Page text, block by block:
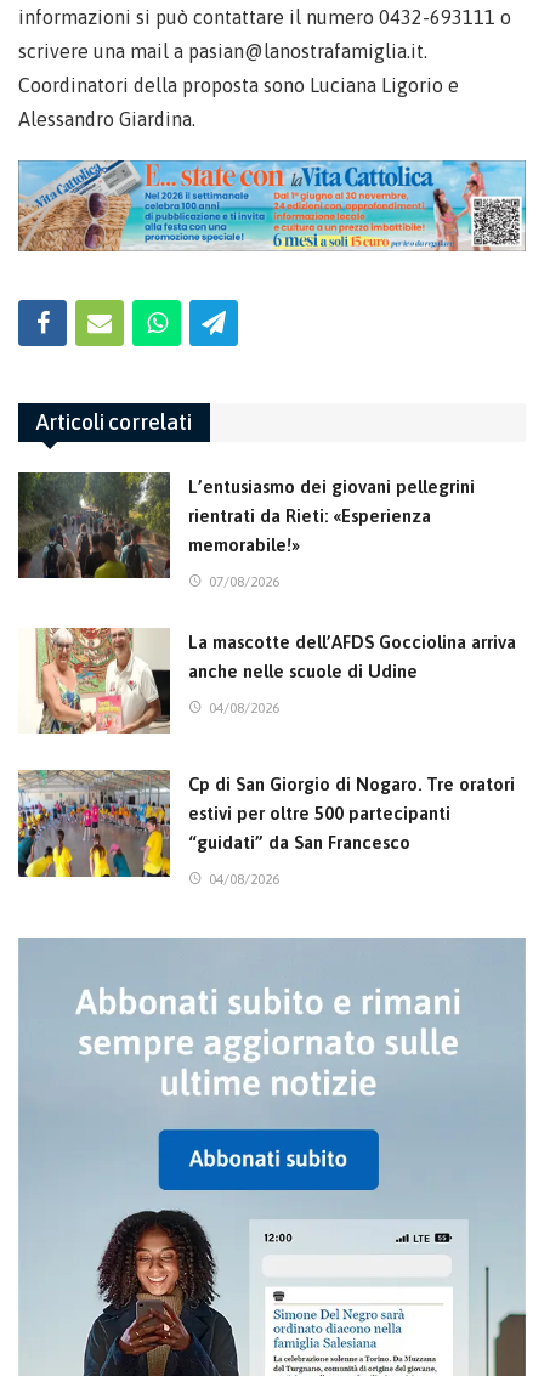
informazioni si può contattare il numero 0432-693111 o
scrivere una mail a pasian@lanostrafamiglia.it.
Coordinatori della proposta sono Luciana Ligorio e
Alessandro Giardina.
Articoli correlati
L’entusiasmo dei giovani pellegrini
rientrati da Rieti: «Esperienza
memorabile!»
07/08/2026
La mascotte dell’AFDS Gocciolina arriva
anche nelle scuole di Udine
04/08/2026
Cp di San Giorgio di Nogaro. Tre oratori
estivi per oltre 500 partecipanti
“guidati” da San Francesco
04/08/2026